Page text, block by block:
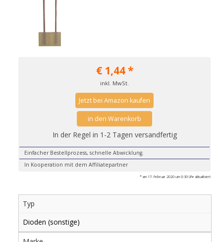
€1,44*
inkl. MwSt.
Jetzt bei Amazon kaufen
in den Warenkorb
In der Regel in 1-2 Tagen versandfertig
Einfacher Bestellprozess, schnelle Abwicklung.
In Kooperation mit dem Affiliatepartner
* am 17. Februar 2020 um 0:30 Uhr aktualisiert
Typ
Dioden (sonstige)